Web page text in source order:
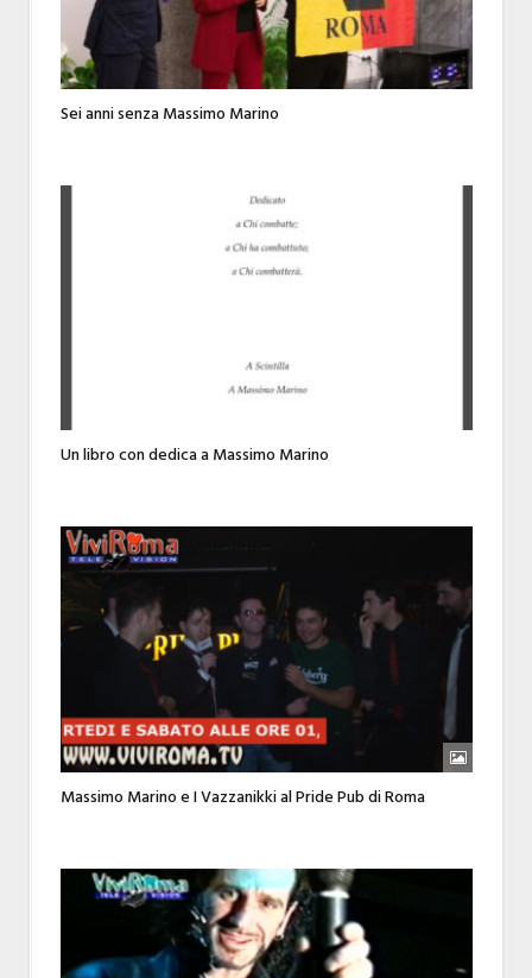
Sei anni senza Massimo Marino
Un libro con dedica a Massimo Marino
Massimo Marino e I Vazzanikki al Pride Pub di Roma